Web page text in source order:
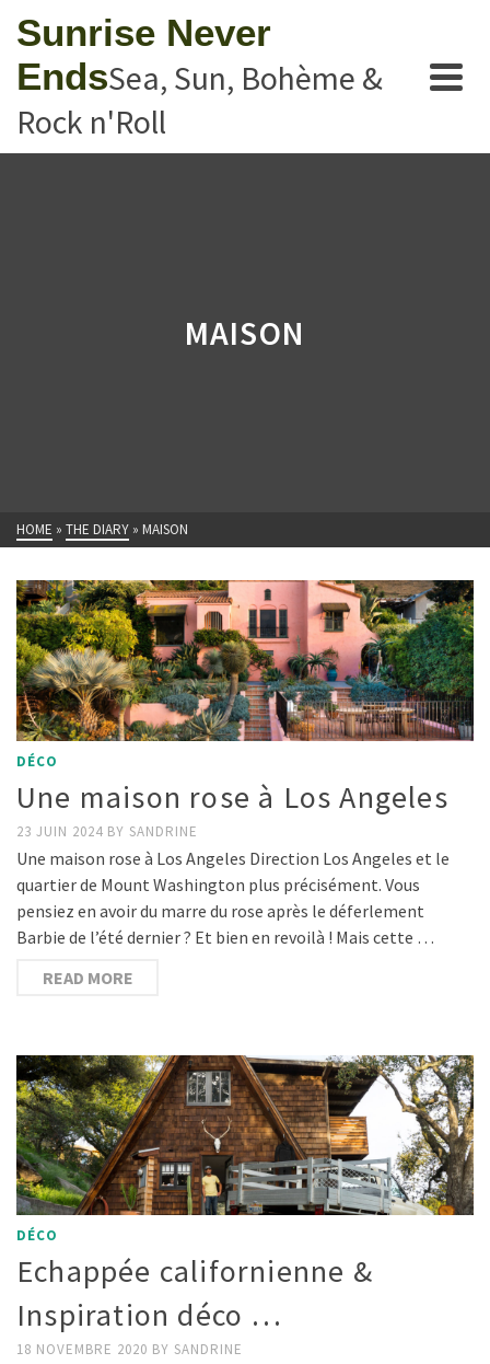
Sunrise Never
EndsSea, Sun, Bohème &
Rock n'Roll
MAISON
HOME » THE DIARY » MAISON
DÉCO
Une maison rose à Los Angeles
23 JUIN 2024 BY SANDRINE
Une maison rose à Los Angeles Direction Los Angeles et le
quartier de Mount Washington plus précisément. Vous
pensiez en avoir du marre du rose après le déferlement
Barbie de l’été dernier ? Et bien en revoilà ! Mais cette …
READ MORE
DÉCO
Echappée californienne &
Inspiration déco …
18 NOVEMBRE 2020 BY SANDRINE